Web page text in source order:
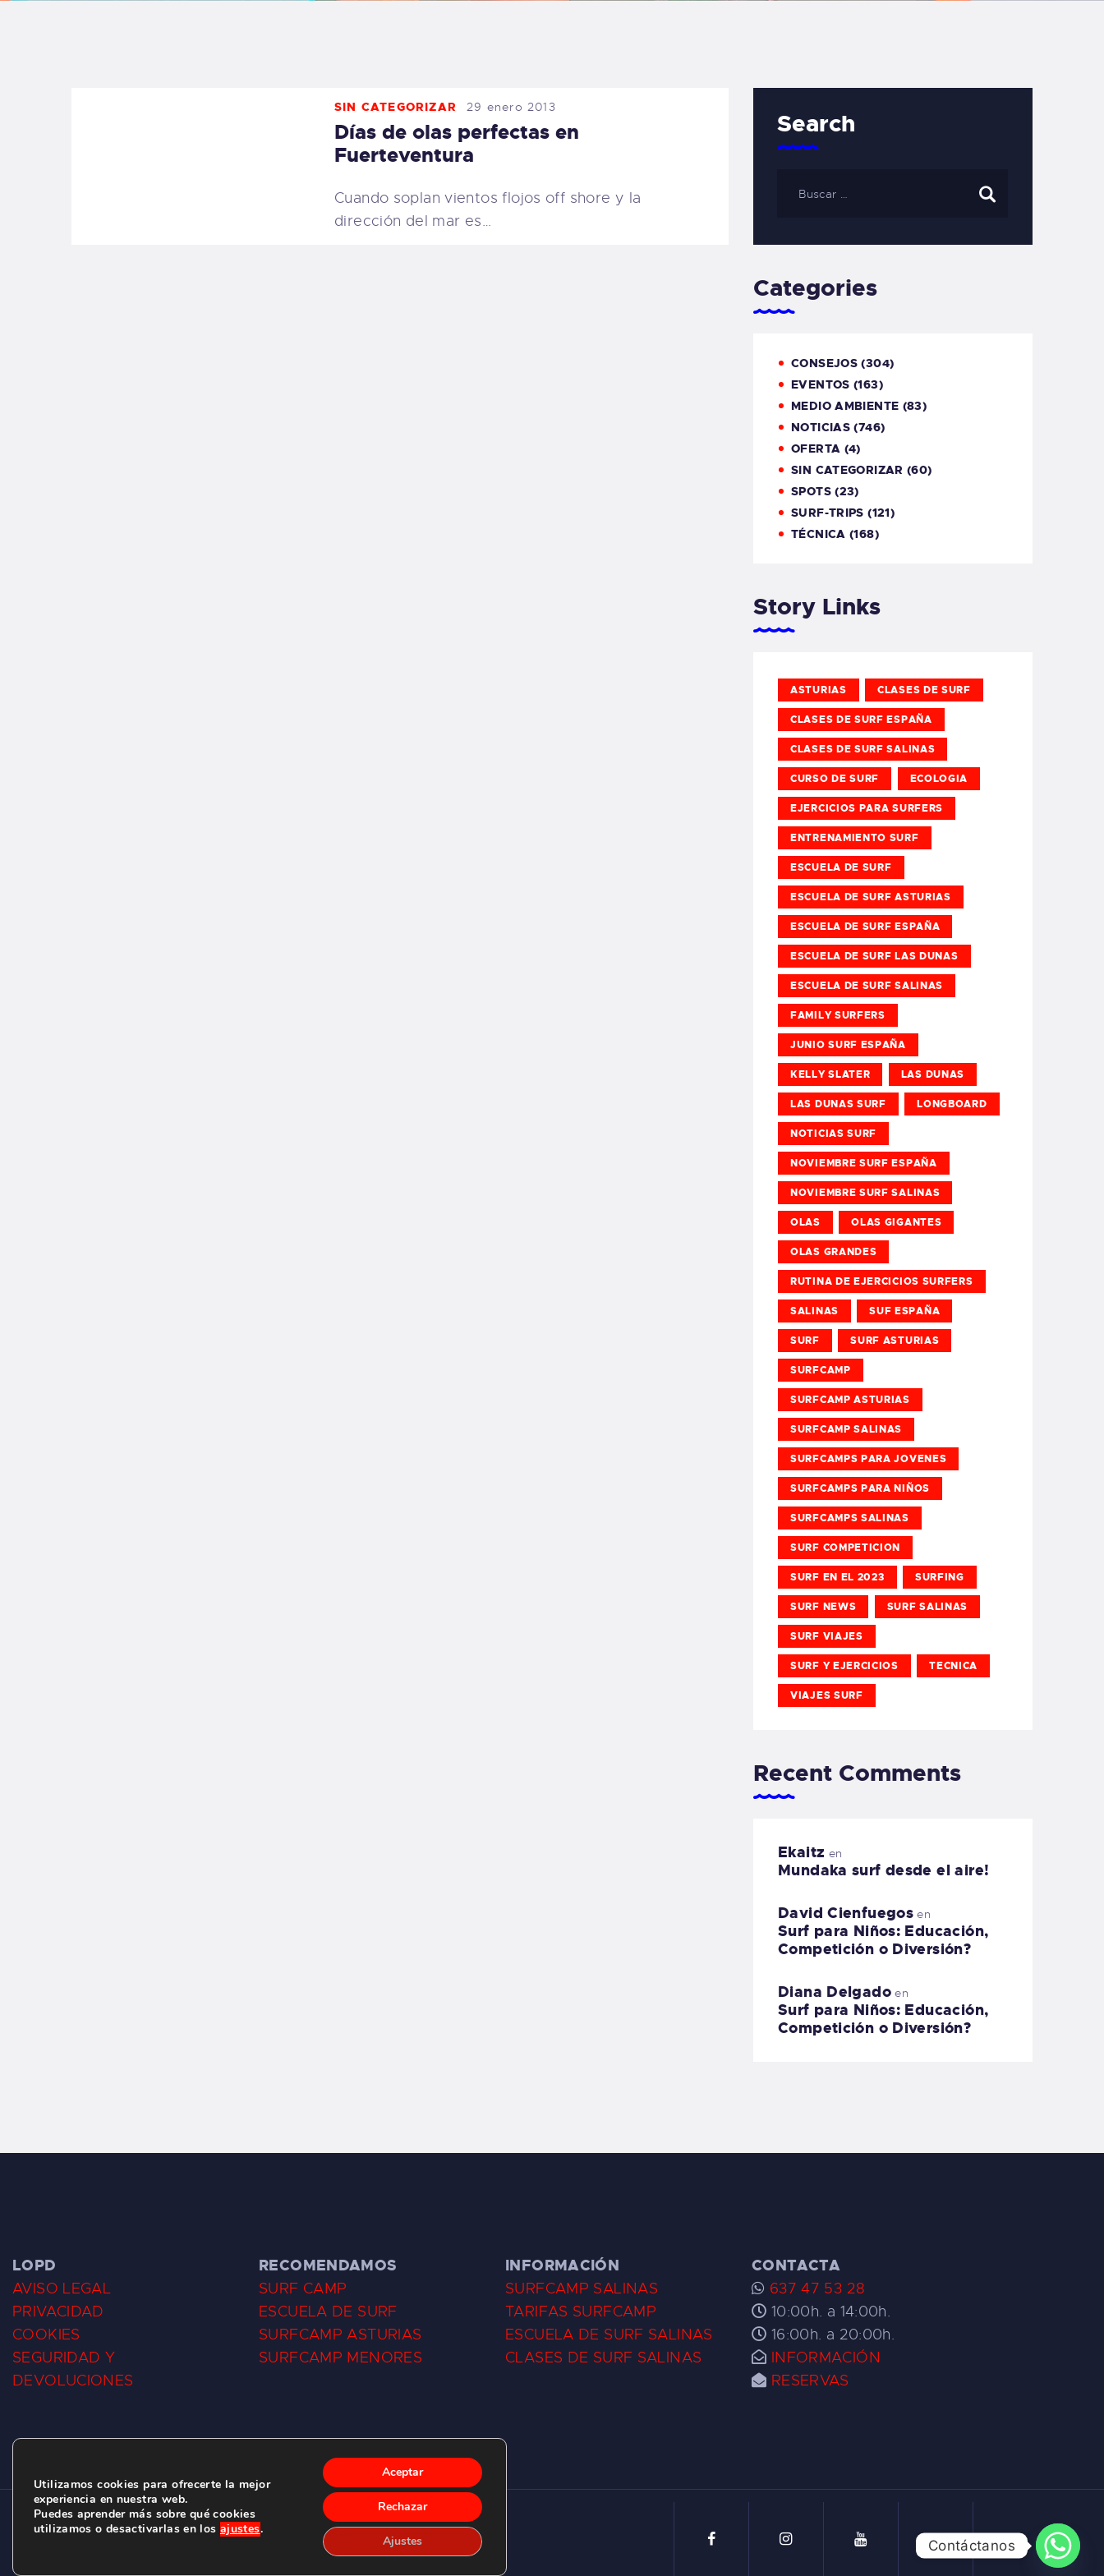
CONTACTO
CARRITO
TIENDA FAMILY
SIN CATEGORIZAR 29 enero 2013
Días de olas perfectas en
Fuerteventura
Cuando soplan vientos flojos off shore y la
dirección del mar es…
Search
Categories
CONSEJOS (304)
EVENTOS (163)
MEDIO AMBIENTE (83)
NOTICIAS (746)
OFERTA (4)
SIN CATEGORIZAR (60)
SPOTS(23)
SURF-TRIPS (121)
TÉCNICA (168)
Story Links
ASTURIAS CLASES DE SURF
CLASES DE SURF ESPAÑA
CLASES DE SURF SALINAS
CURSO DE SURF ECOLOGIA
EJERCICIOS PARA SURFERS
ENTRENAMIENTO SURF
ESCUELA DE SURF
ESCUELA DE SURF ASTURIAS
ESCUELA DE SURF ESPAÑA
ESCUELA DE SURF LAS DUNAS
ESCUELA DE SURF SALINAS
FAMILY SURFERS
JUNIO SURF ESPAÑA
KELLY SLATER LAS DUNAS
LAS DUNAS SURF LONGBOARD
NOTICIAS SURF
NOVIEMBRE SURF ESPAÑA
NOVIEMBRE SURF SALINAS
OLAS OLAS GIGANTES
OLAS GRANDES
RUTINA DE EJERCICIOS SURFERS
SALINAS SUF ESPAÑA
SURF SURF ASTURIAS
SURFCAMP
SURFCAMP ASTURIAS
SURFCAMP SALINAS
SURFCAMPS PARA JOVENES
SURFCAMPS PARA NIÑOS
SURFCAMPS SALINAS
SURF COMPETICION
SURF EN EL 2023 SURFING
SURF NEWS SURF SALINAS
SURF VIAJES
SURF Y EJERCICIOS TECNICA
VIAJES SURF
Recent Comments
Ekaitz en
Mundaka surf desde el aire!
David Cienfuegos en
Surf para Niños: Educación,
Competición o Diversión?
Diana Delgadoen
Surf para Niños: Educación,
Competición o Diversión?
LOPD
AVISO LEGAL
PRIVACIDAD
COOKIES
SEGURIDAD Y
DEVOLUCIONES
RECOMENDAMOS
SURF CAMP
ESCUELA DE SURF
SURFCAMP ASTURIAS
SURFCAMP MENORES
INFORMACIÓN
SURFCAMP SALINAS
TARIFAS SURFCAMP
ESCUELA DE SURF SALINAS
CLASES DE SURF SALINAS
CONTACTA
637 47 53 28
10:00h. a 14:00h.
16:00h. a 20:00h.
INFORMACIÓN
RESERVAS
CLUB DE SURF LAS DUNAS ©2026.
C/ BERNARDO ÁLVAREZ GALAN 1, SALINAS (ASTURIAS)
Utilizamos cookies para ofrecerte la mejor
experiencia en nuestra web.
Puedes aprender más sobre qué cookies
utilizamos o desactivarlas en los ajustes.
Aceptar
Rechazar
Ajustes Contáctanos